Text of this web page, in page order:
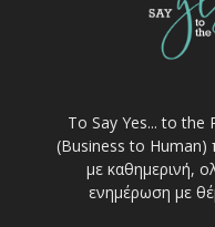
Το Say Yes... to the
(Business to Human)
με καθημερινή,
ενημέρωση με